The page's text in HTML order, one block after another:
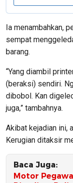
Ia menambahkan,
sempat
barang.
“Yang diambil
(beraksi) sendiri.
dibobol. Kan
juga,” tambahnya.
Akibat kejadian ini,
Kerugian ditaksir
Baca Juga:
Motor